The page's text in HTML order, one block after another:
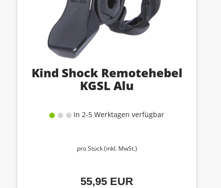
Kind Shock Remotehebel
KGSL Alu
In 2-5 Werktagen verfügbar
pro Stück (inkl. MwSt.)
55,95 EUR